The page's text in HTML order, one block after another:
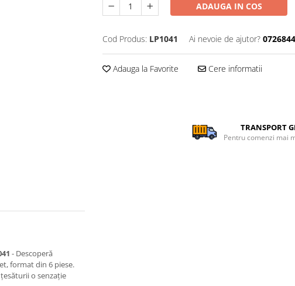
ADAUGA IN COS
Cod Produs: LP1041 Ai nevoie de ajutor?
Adauga la Favorite Cere informatii
TRANSPORT
Pentru comenzi mai
- Descoperă
format din 6 piese.
o senzație